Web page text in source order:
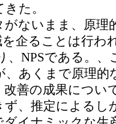
た。
ないまま、原理
を企ることは行わ
、NPSである。
、あくまで原理
改善の成果につい
ず、推定によるし